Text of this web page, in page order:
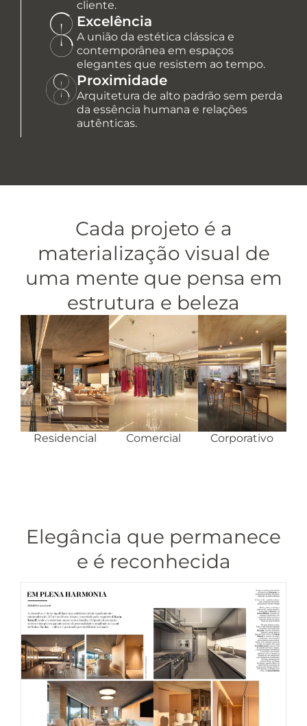
cliente.
Excelência
A união da estética clássica e
contemporânea em espaços
elegantes que resistem ao tempo.
Proximidade
Arquitetura de alto padrão sem perda
da essência humana e relações
autênticas.
Cada projeto é a
materialização visual de
uma mente que pensa em
estrutura e beleza
Residencial Comercial Corporativo
Elegância que permanece
e é reconhecida